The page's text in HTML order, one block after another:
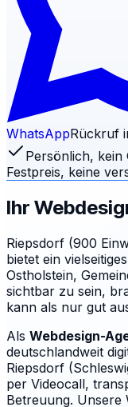
WhatsAppRückruf
Persönlich, kein
Festpreis, keine
Ihr
Riepsdorf (900
bietet ein
Ostholstein,
sichtbar zu sein,
kann als nur gut
Als Webdesign-
deutschlandweit
Riepsdorf
per Videocall,
Betreuung. Unsere